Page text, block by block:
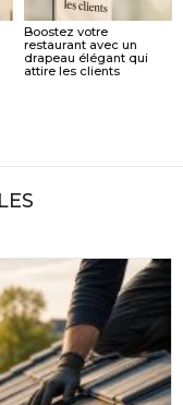
Boostez votre
restaurant avec un
drapeau élégant qui
attire les clients